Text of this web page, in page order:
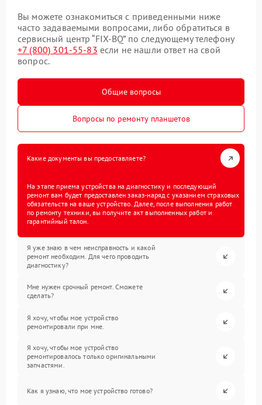
Вы можете ознакомиться с приведенными ниже
часто задаваемыми вопросами, либо обратиться в
сервисный центр “FIX-BQ” по следующему телефону
+7 (800) 301-55-83 если не нашли ответ на свой
вопрос.
Общие вопросы
Вопросы по ремонту планшетов
Какие документы вы предоставляете?
На этапе приема устройства на диагностику и последующий
ремонт вам будет предоставлен заказ-наряд с указанием страховых
обязательств на ваше устройство. Далее, после выполнения работ
по ремонту техники, вы получите акт выполненных работ и
гарантийный талон.
Я уже знаю в чем неисправность и какой
ремонт необходим. Для чего проводить
диагностику?
Мне нужен срочный ремонт. Сможете
сделать?
Я хочу, чтобы мое устройство
ремонтировали при мне.
Я хочу, чтобы мое устройство
ремонтировалось только оригинальными
запчастями.
Как я узнаю, что мое устройство готово?